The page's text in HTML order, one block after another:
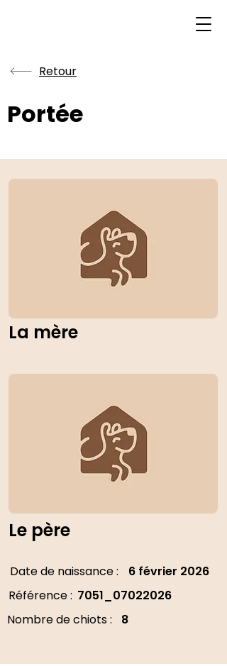
Retour
Portée
La mère
Le père
Date de naissance :
6 février 2026
Référence : 7051_07022026
Nombre de chiots :
8